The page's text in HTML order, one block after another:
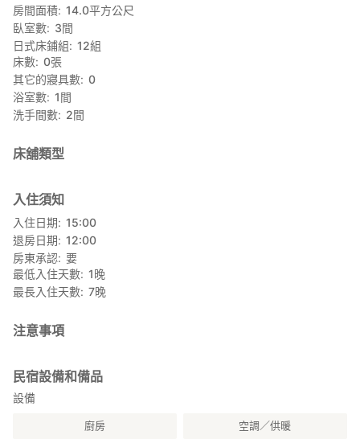
“我回家了”
「梢乃雪」就是希望能帶給您，這樣的舒適與歸屬感！
◯本館是一個有特色的民宿！
【關於青年旅館的營業方式】
本館屬於青年旅館。
館方員工、住客之間，每個人的距離都非常的近，好像大家都是自
【寢室】
餐點有包含在住宿費裡，使用的食材也是來自民宿附近摘採的山菜
或自家種植的野菜，非常的新鮮。
【溫泉】
本館位於長野縣有11個泉源的小谷村-OTARI-裡。
勞。
我們備有一般旅館所沒有的，像是灶爐，木材爐等古早味的設施。
因為也有農田，也可以體驗在室外玩耍的樂趣，或是農田體驗。
房間面積 14.0平方公尺
臥室數
3間
日式床鋪組
12組
床數 0張
其它的寢具數 0
浴室數 1間
洗手間數
2間
床舖類型
入住須知
入住日期
15:00
退房日期
12:00
房東承認
要
最低入住天數 1晚
最長入住天數 7晚
注意事項
民宿設備和備品
設備
廚房 空調／供暖